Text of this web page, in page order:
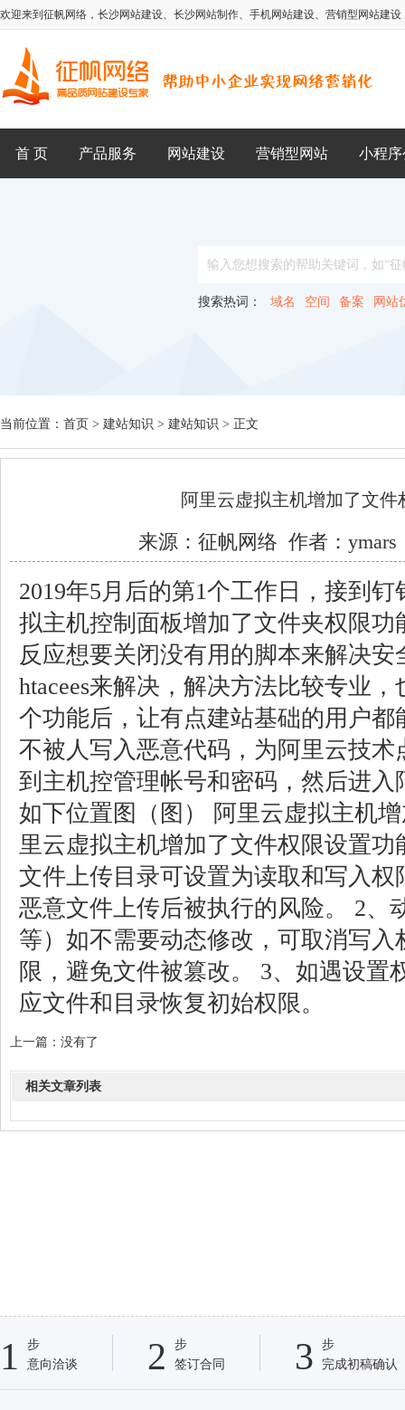
欢迎来到征帆网络， 长沙网站建设、 长沙网站制作、 手机网站建设、 营销型网站建设
首 页 产品服务 网站建设 营销型网站 小程
搜索热词： 域名 空间 备案 网站
当前位置： 首页 > 建站知识 > 建站知识 > 正文
阿里云虚拟主机增加了文件
来源： 征帆网络 作者：ymars
2019年5月后的第1个工作日，接到
拟主机控制面板增加了文件夹权限
反应想要关闭没有用的脚本来解决
htacees来解决，解决方法比较专业
个功能后，让有点建站基础的用户
不被人写入恶意代码，为阿里云技
到主机控管理帐号和密码，然后进
如下位置图（图） 阿里云虚拟主机
里云虚拟主机增加了文件权限设置
文件上传目录可设置为读取和写入
恶意文件上传后被执行的风险。 2、
等）如不需要动态修改，可取消写
限，避免文件被篡改。 3、如遇设置
应文件和目录恢复初始权限。
上一篇：没有了
相关文章列表
1
步
意向洽谈
2
步
签订合同
3
步
完成初稿确认